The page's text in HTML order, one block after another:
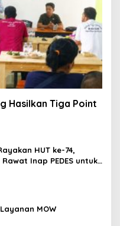
Hasilkan Tiga Point
HUT ke-74,
Inap PEDES untuk
Kesehatan
MOW